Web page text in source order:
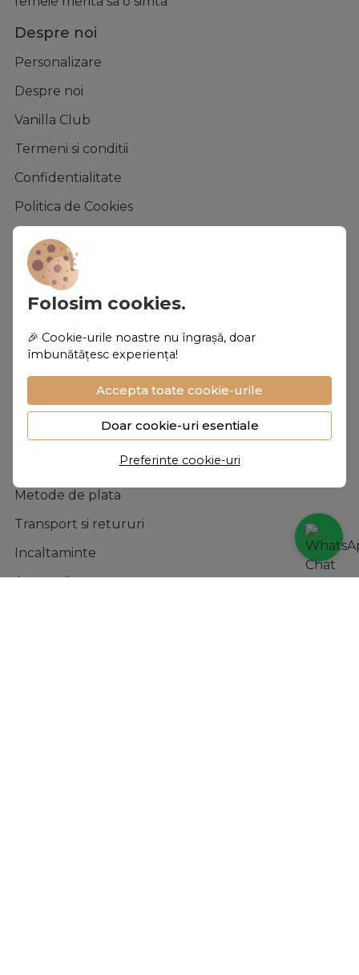
Folosim cookies.
🎉 Cookie-urile noastre nu îngrașă, doar
îmbunătățesc experiența!
Accepta toate cookie-urile
Doar cookie-uri esentiale
Preferinte cookie-uri
Despre noi
Personalizare
Despre noi
Vanilla Club
Termeni si conditii
Confidentialitate
Politica de Cookies
Asistenta
Contacteaza-ne
Intrebari frecvente
ANPC
Solutionarea litigiilor
Formular retur
Magazin
Metode de plata
Transport si retururi
Incaltaminte
Accesorii